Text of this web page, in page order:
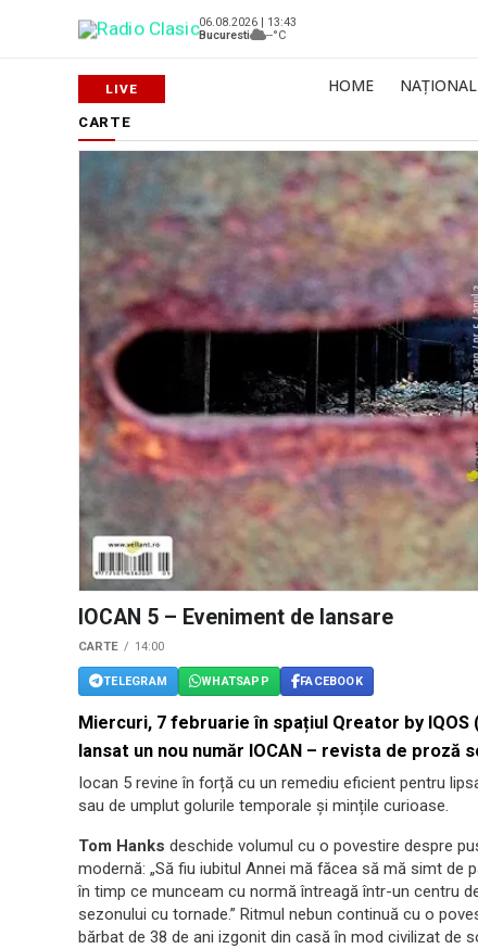
06.08.2026 | 13:43
Bucuresti
--°C
HOME NAȚIONAL
CARTE
IOCAN 5 – Eveniment de lansare
CARTE 14:00
TELEGRAM WHATSAPP FACEBOOK
Miercuri, 7 februarie în spațiul Qreator by
lansat un nou număr IOCAN – revista de proză
Iocan 5 revine în forță cu un remediu eficient pentru
sau de umplut golurile temporale și mințile curioase.
Tom Hanks deschide volumul cu o povestire despre
modernă: „Să fiu iubitul Annei mă făcea să mă simt de
în timp ce munceam cu normă întreagă într-un centru
sezonului cu tornade.” Ritmul nebun continuă cu o
bărbat de 38 de ani izgonit din casă în mod civilizat de